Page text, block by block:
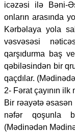
icəzəsi ilə Bəni-
onların arasında
Kərbəlaya yola
vəsvəsəsi
qarşıdurma baş
qəbiləsindən bir
qaçdılar.
2- Fərat çayının ilk
Bir rəayətə
nəfər qoşunla
(Mədinədən